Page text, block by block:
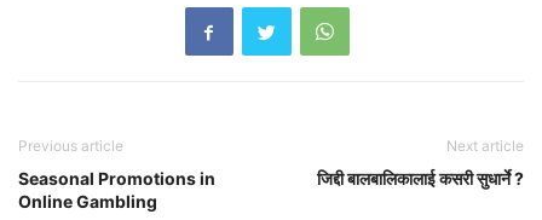
Previous article
Seasonal Promotions in
Online Gambling
Next article
जिद्दी बालबालिकालाई कसरी सुधार्ने ?